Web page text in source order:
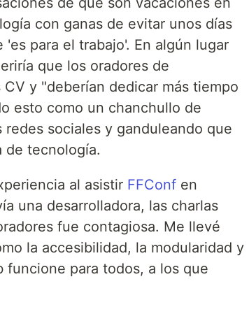
con ganas de evitar unos días
para el trabajo'. En algún lugar
que los oradores de
y ​​"deberían dedicar más tiempo
esto como un chanchullo de
sociales y ganduleando que
de tecnología.
al asistir FFConf en
una desarrolladora, las charlas
fue contagiosa. Me llevé
la accesibilidad, la modularidad y
funcione para todos, a los que